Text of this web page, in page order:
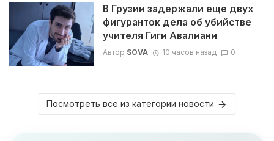
В Грузии задержали еще двух
фигуранток дела об убийстве
учителя Гиги Авалиани
Автор SOVA 10 часов назад 0
Посмотреть все из категории новости